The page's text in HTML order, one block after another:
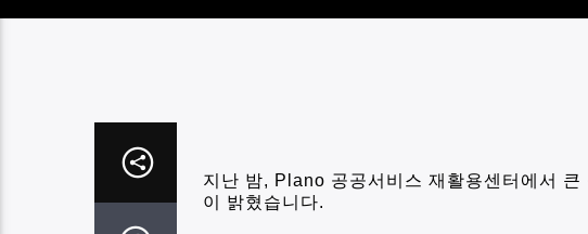
지난 밤, Plano 공공서비스 재활용센터에서
이 밝혔습니다.